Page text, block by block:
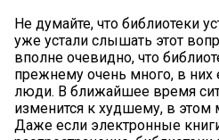
Не думайте, что библиотеки
уже устали слышать этот
вполне очевидно, что
прежнему очень много, в них
люди. В ближайшее время
изменится к худшему, в этом
Даже если электронные